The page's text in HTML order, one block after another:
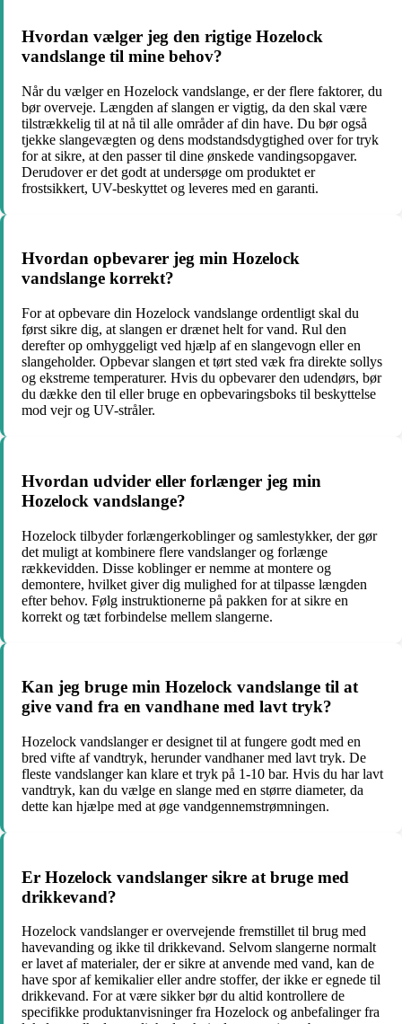
Hvordan vælger jeg den rigtige Hozelock
vandslange til mine behov?
Når du vælger en Hozelock vandslange, er der flere faktorer, du
bør overveje. Længden af slangen er vigtig, da den skal være
tilstrækkelig til at nå til alle områder af din have. Du bør også
tjekke slangevægten og dens modstandsdygtighed over for tryk
for at sikre, at den passer til dine ønskede vandingsopgaver.
Derudover er det godt at undersøge om produktet er
frostsikkert, UV-beskyttet og leveres med en garanti.
Hvordan opbevarer jeg min Hozelock
vandslange korrekt?
For at opbevare din Hozelock vandslange ordentligt skal du
først sikre dig, at slangen er drænet helt for vand. Rul den
derefter op omhyggeligt ved hjælp af en slangevogn eller en
slangeholder. Opbevar slangen et tørt sted væk fra direkte sollys
og ekstreme temperaturer. Hvis du opbevarer den udendørs, bør
du dække den til eller bruge en opbevaringsboks til beskyttelse
mod vejr og UV-stråler.
Hvordan udvider eller forlænger jeg min
Hozelock vandslange?
Hozelock tilbyder forlængerkoblinger og samlestykker, der gør
det muligt at kombinere flere vandslanger og forlænge
rækkevidden. Disse koblinger er nemme at montere og
demontere, hvilket giver dig mulighed for at tilpasse længden
efter behov. Følg instruktionerne på pakken for at sikre en
korrekt og tæt forbindelse mellem slangerne.
Kan jeg bruge min Hozelock vandslange til at
give vand fra en vandhane med lavt tryk?
Hozelock vandslanger er designet til at fungere godt med en
bred vifte af vandtryk, herunder vandhaner med lavt tryk. De
fleste vandslanger kan klare et tryk på 1-10 bar. Hvis du har lavt
vandtryk, kan du vælge en slange med en større diameter, da
dette kan hjælpe med at øge vandgennemstrømningen.
Er Hozelock vandslanger sikre at bruge med
drikkevand?
Hozelock vandslanger er overvejende fremstillet til brug med
havevanding og ikke til drikkevand. Selvom slangerne normalt
er lavet af materialer, der er sikre at anvende med vand, kan de
have spor af kemikalier eller andre stoffer, der ikke er egnede til
drikkevand. For at være sikker bør du altid kontrollere de
specifikke produktanvisninger fra Hozelock og anbefalinger fra